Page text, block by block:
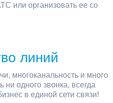
или организовать ее со
линий
многоканальность и много
одного звонка, всегда
в единой сети связи!